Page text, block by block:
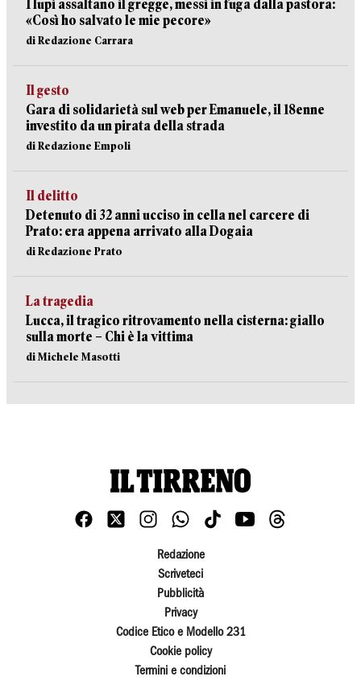
I lupi assaltano il gregge, messi in fuga dalla pastora:
«Così ho salvato le mie pecore»
di Redazione Carrara
Il gesto
Gara di solidarietà sul web per Emanuele, il 18enne
investito da un pirata della strada
di Redazione Empoli
Il delitto
Detenuto di 32 anni ucciso in cella nel carcere di
Prato: era appena arrivato alla Dogaia
di Redazione Prato
La tragedia
Lucca, il tragico ritrovamento nella cisterna: giallo
sulla morte – Chi è la vittima
di Michele Masotti
Redazione
Scriveteci
Pubblicità
Privacy
Codice Etico e Modello 231
Cookie policy
Termini e condizioni